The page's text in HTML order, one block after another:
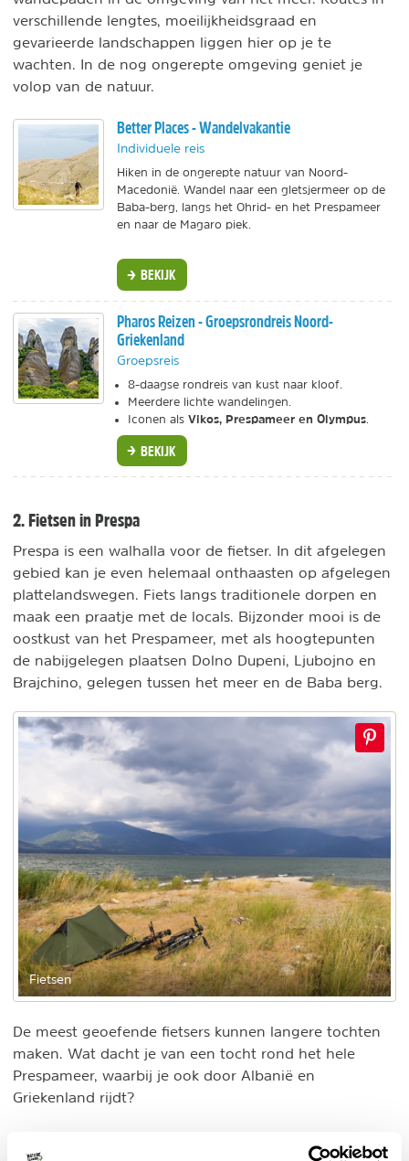
verschillende lengtes, moeilijkheidsgraad en
gevarieerde landschappen liggen hier op je te
wachten. In de nog ongerepte omgeving geniet je
volop van de natuur.
Better Places - Wandelvakantie
Individuele reis
Hiken in de ongerepte natuur van Noord-
Macedonië. Wandel naar een gletsjermeer op de
Baba-berg, langs het Ohrid- en het Prespameer
en naar de Magaro piek.
BEKIJK
Pharos Reizen - Groepsrondreis Noord-
Griekenland
Groepsreis
8-daagse rondreis van kust naar kloof.
Meerdere lichte wandelingen.
Iconen als Vikos, Prespameer en Olympus
BEKIJK
2. Fietsen in Prespa
Prespa is een walhalla voor de fietser. In dit afgelegen
gebied kan je even helemaal onthaasten op afgelegen
plattelandswegen. Fiets langs traditionele dorpen en
maak een praatje met de locals. Bijzonder mooi is de
oostkust van het Prespameer, met als hoogtepunten
de nabijgelegen plaatsen Dolno Dupeni, Ljubojno en
Brajchino, gelegen tussen het meer en de Baba berg.
Fietsen
De meest geoefende fietsers kunnen langere tochten
maken. Wat dacht je van een tocht rond het hele
Prespameer, waarbij je ook door Albanië en
Griekenland rijdt?